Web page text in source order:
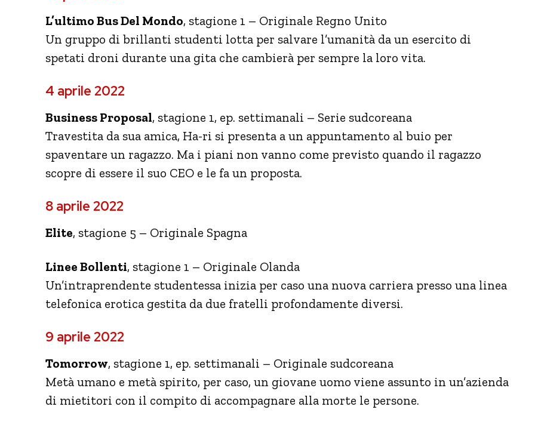
L’ultimo Bus Del Mondo, stagione 1 – Originale Regno Unito
Un gruppo di brillanti studenti lotta per salvare l’umanità da un esercito di
spetati droni durante una gita che cambierà per sempre la loro vita.
4 aprile 2022
Business Proposal, stagione 1, ep. settimanali – Serie sudcoreana
Travestita da sua amica, Ha-ri si presenta a un appuntamento al buio per
spaventare un ragazzo. Ma i piani non vanno come previsto quando il ragazzo
scopre di essere il suo CEO e le fa un proposta.
8 aprile 2022
Elite, stagione 5 – Originale Spagna
Linee Bollenti, stagione 1 – Originale Olanda
Un’intraprendente studentessa inizia per caso una nuova carriera presso una linea
telefonica erotica gestita da due fratelli profondamente diversi.
9 aprile 2022
Tomorrow, stagione 1, ep. settimanali – Originale sudcoreana
Metà umano e metà spirito, per caso, un giovane uomo viene assunto in un’azienda
di mietitori con il compito di accompagnare alla morte le persone.